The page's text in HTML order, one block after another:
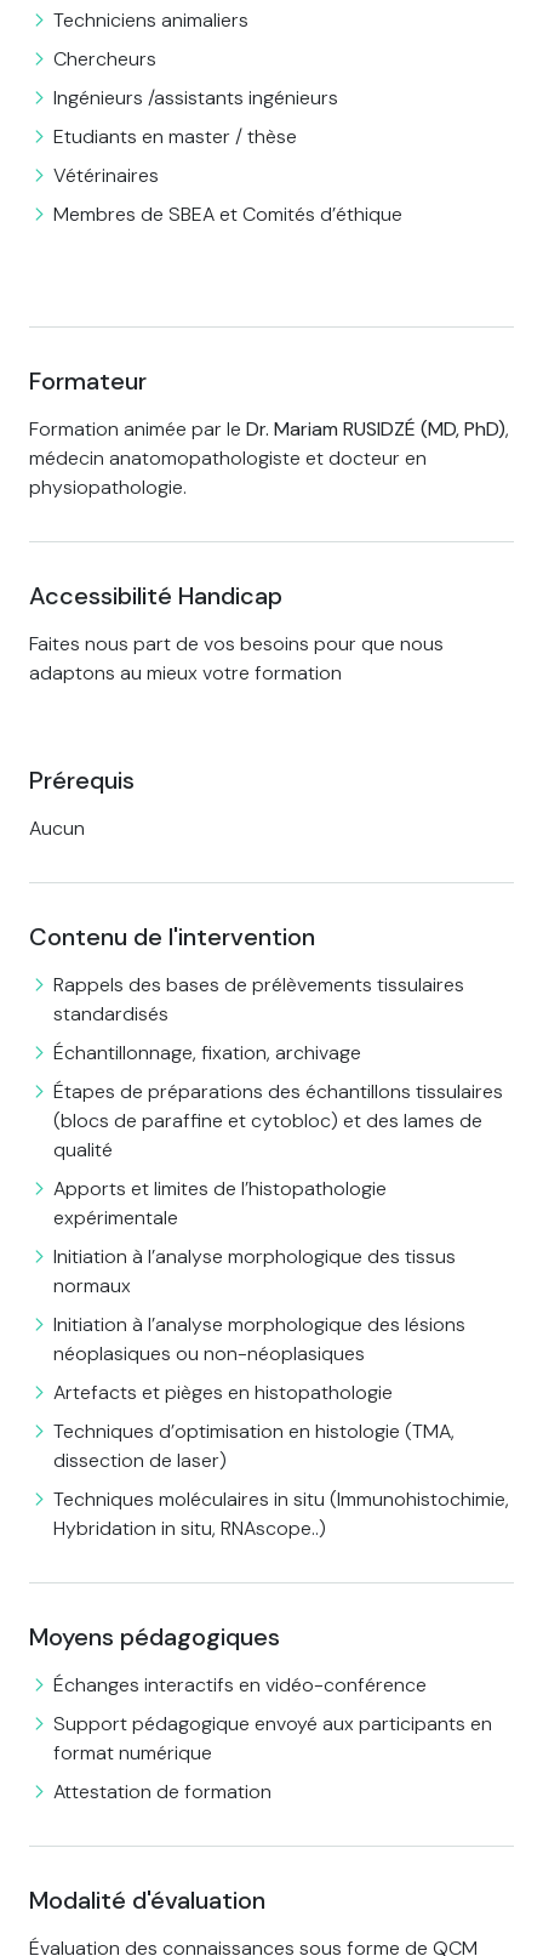
Techniciens animaliers
Chercheurs
Ingénieurs /assistants ingénieurs
Etudiants en master / thèse
Vétérinaires
Membres de SBEA et Comités d’éthique
Formateur
Formation animée par le Dr. Mariam RUSIDZÉ (MD, PhD),
médecin anatomopathologiste et docteur en
physiopathologie.
Accessibilité Handicap
Faites nous part de vos besoins pour que nous
adaptons au mieux votre formation
Prérequis
Aucun
Contenu de l'intervention
Rappels des bases de prélèvements tissulaires
standardisés
Échantillonnage, fixation, archivage
Étapes de préparations des échantillons tissulaires
(blocs de paraffine et cytobloc) et des lames de
qualité
Apports et limites de l’histopathologie
expérimentale
Initiation à l’analyse morphologique des tissus
normaux
Initiation à l’analyse morphologique des lésions
néoplasiques ou non-néoplasiques
Artefacts et pièges en histopathologie
Techniques d’optimisation en histologie (TMA,
dissection de laser)
Techniques moléculaires in situ (Immunohistochimie,
Hybridation in situ, RNAscope..)
Moyens pédagogiques
Échanges interactifs en vidéo-conférence
Support pédagogique envoyé aux participants en
format numérique
Attestation de formation
Modalité d'évaluation
Évaluation des connaissances sous forme de QCM